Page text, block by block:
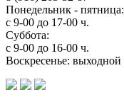
Понедельник - пятница:
с 9-00 до 17-00 ч.
Суббота:
с 9-00 до 16-00 ч.
Воскресенье: выходной